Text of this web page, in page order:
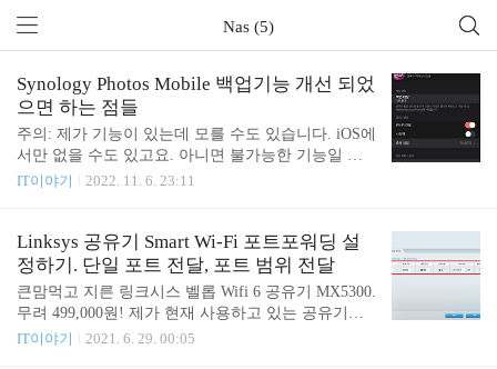
Nas (5)
Synology Photos Mobile 백업기능 개선 되었
으면 하는 점들
주의: 제가 기능이 있는데 모를 수도 있습니다. iOS에
서만 없을 수도 있고요. 아니면 불가능한 기능일 수
도 있습니다. 시놀로지 NAS를 사용할 때 Synology P
다만 몇 가지 개선되었으면 하는 부분들이 있어 간단
히 정리해 봅니다. 특정 WIFI 환경에서는 백업되지
않도록 WIFI 환경에서 사진을 자동으로 백업하도록
설정해두고 있습니다. 아쉬운 점은 회사 네트워크에
서 자동 백업이 실행되어 버리는 경우가 종종 있는데
보안팀에서 바로 연락이 옵니다 ㅠㅠ WIFI이지만 회
IT이야기 2022. 11. 6. 23:11
Linksys 공유기 Smart Wi-Fi 포트포워딩 설
정하기. 단일 포트 전달, 포트 범위 전달
큰맘먹고 지른 링크시스 벨롭 Wifi 6 공유기 MX5300.
무려 499,000원! 제가 현재 사용하고 있는 공유기는
LINKSYS EA6400 AC1600입니다. 2015년에 중고로
IT이야기 2021. 6. 29. 00:05